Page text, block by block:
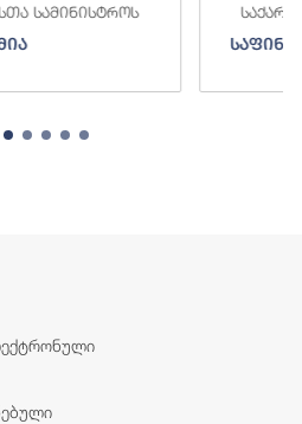
საქართველოს ფინანსთა
საფინანსო-ანალიტიკური